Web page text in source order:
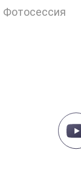
Фотосессия